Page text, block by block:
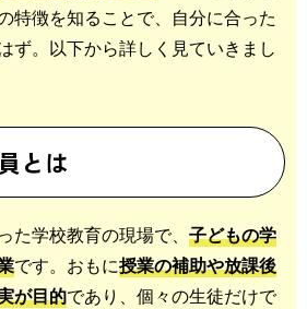
特徴を知ることで、自分に合った
ず。以下から詳しく見ていきまし
とは
学校教育の現場で、 子どもの学
です。おもに授業の補助や放課後
が目的であり、個々の生徒だけで